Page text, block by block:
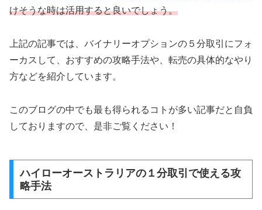
けそうな時は活用すると良いでしょう。
上記の記事では、バイナリーオプションの５分取引にフォ
ーカスして、おすすめの攻略手法や、転売の具体的なやり
方などを紹介しています。
このブログの中でも最も得られるコトが多い記事だと自負
しておりますので、是非ご覧ください！
ハイローオーストラリアの１分取引で使える攻
略手法